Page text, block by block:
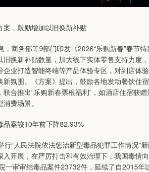
，鼓励增加以旧换新补贴
商务部等9部门印发《2026“乐购新春”春节
换新补贴数量，加大线下实体零售支持力度
企业打造智能终端等产品体验专区，对到店体
氛围。《方案》提出，鼓励各地发动餐饮住
合推出“乐购新春票根福利”，如酒店住宿获
费场景。
案较10年前下降82.93%
人民法院依法惩治新型毒品犯罪工作情况”
开展，在严厉打击和有效治理下，我国毒情
一审审结毒品案件23732件，延续了自2015年